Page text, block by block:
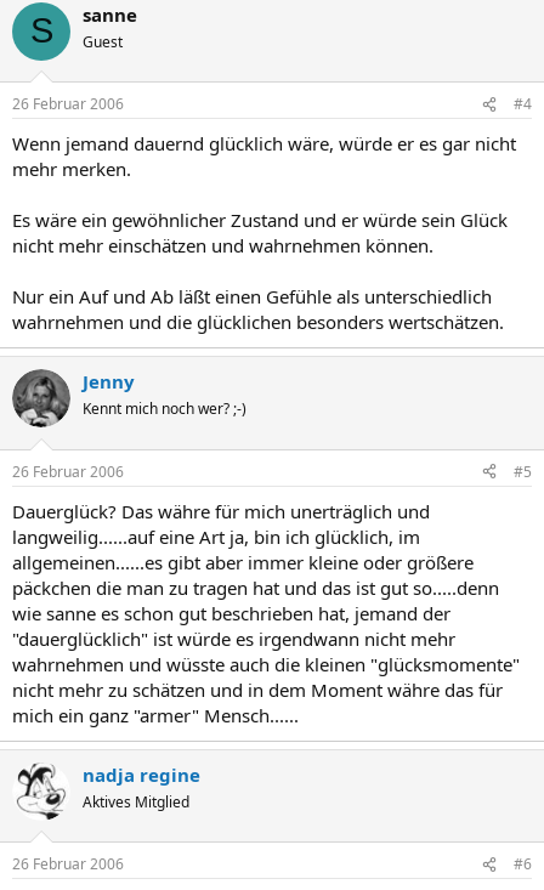
S sanne
Guest
26 Februar 2006 #4
Wenn jemand dauernd glücklich wäre, würde er es gar nicht
mehr merken.
Es wäre ein gewöhnlicher Zustand und er würde sein Glück
nicht mehr einschätzen und wahrnehmen können.
Nur ein Auf und Ab läßt einen Gefühle als unterschiedlich
wahrnehmen und die glücklichen besonders wertschätzen.
Jenny
Kennt mich noch wer? ;-)
26 Februar 2006 #5
Dauerglück? Das währe für mich unerträglich und
langweilig......auf eine Art ja, bin ich glücklich, im
allgemeinen......es gibt aber immer kleine oder größere
päckchen die man zu tragen hat und das ist gut so.....denn
wie sanne es schon gut beschrieben hat, jemand der
"dauerglücklich" ist würde es irgendwann nicht mehr
wahrnehmen und wüsste auch die kleinen "glücksmomente"
nicht mehr zu schätzen und in dem Moment währe das für
mich ein ganz "armer" Mensch......
nadja regine
Aktives Mitglied
26 Februar 2006 #6